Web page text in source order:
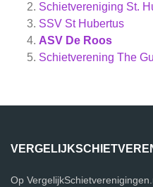
Schietvereniging St.
SSV St Hubertus
ASV De Roos
Schietverening The
Op